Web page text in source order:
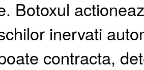
Botoxul
inervati
contracta,